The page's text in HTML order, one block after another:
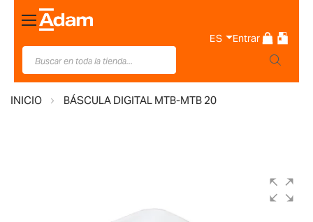
Toggle
Nav
ES Entrar
INICIO BÁSCULA DIGITAL MTB-MTB 20